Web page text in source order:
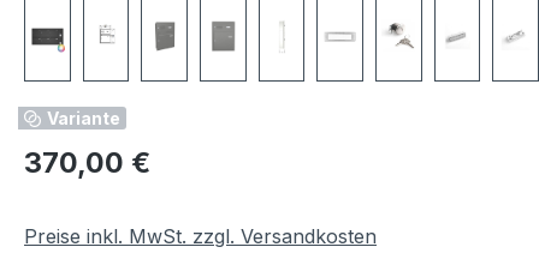
Variante
Regulärer Preis:
370,00 €
Preise inkl. MwSt. zzgl. Versandkosten